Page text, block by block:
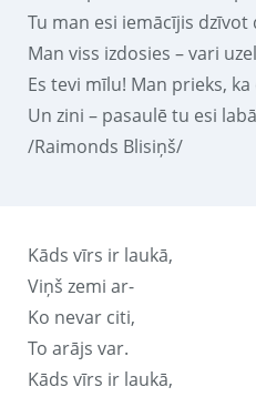
Tu man esi iemācījis dzīvot
Man viss izdosies – vari
Es tevi mīlu! Man prieks,
Un zini – pasaulē tu esi
/Raimonds Blisiņš/
Kāds vīrs ir laukā,
Viņš zemi ar-
Ko nevar citi,
To arājs var.
Kāds vīrs ir laukā,